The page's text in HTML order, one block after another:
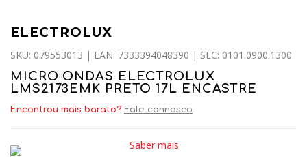
ELECTROLUX
SKU: 079553013 | EAN: 7333394048390 | SEC: 0101.0900.1300
MICRO ONDAS ELECTROLUX
LMS2173EMK PRETO 17L ENCASTRE
Encontrou mais barato? Fale connosco
Saber mais